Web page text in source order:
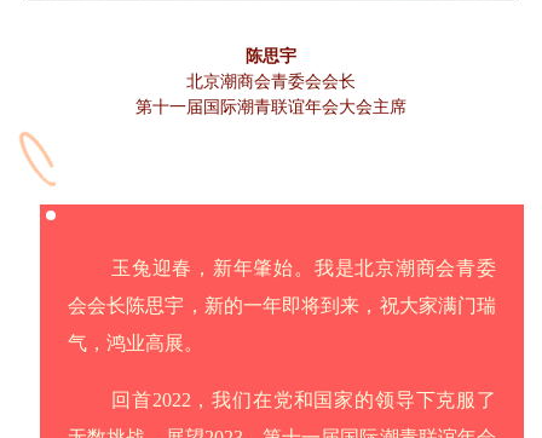
陈思宇
北京潮商会青委会会长
第十一届国际潮青联谊年会大会主席
玉兔迎春，新年肇始。我是北京潮商会青委
会会长陈思宇，新的一年即将到来，祝大家满门瑞
气，鸿业高展。
回首2022，我们在党和国家的领导下克服了